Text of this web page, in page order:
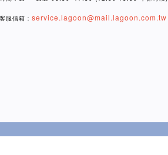
服信箱： service.lagoon@mail.lagoon.com.tw